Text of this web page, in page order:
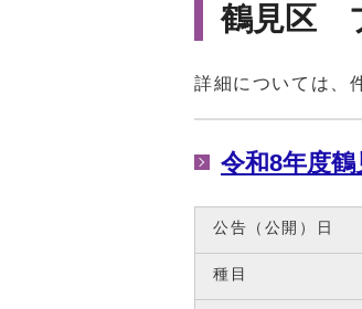
鶴見区
詳細については、
令和8年度
公告（公開）日
種目